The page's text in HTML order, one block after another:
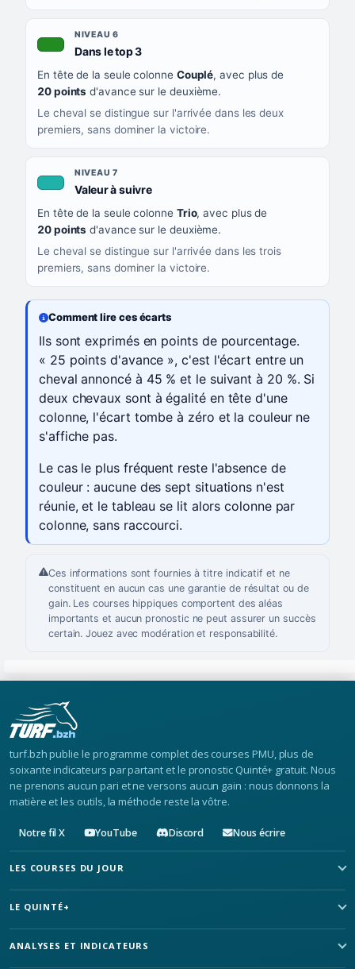
NIVEAU 6
Dans le top 3, couleur verte
En tête de la seule colonne Couplé, avec plus de
20 points d'avance sur le deuxième.
Le cheval se distingue sur l'arrivée dans les deux
premiers, sans dominer la victoire.
NIVEAU 7
Valeur à suivre, couleur turquoise
En tête de la seule colonne Trio, avec plus de
20 points d'avance sur le deuxième.
Le cheval se distingue sur l'arrivée dans les trois
premiers, sans dominer la victoire.
Comment lire ces écarts
Ils sont exprimés en points de pourcentage.
« 25 points d'avance », c'est l'écart entre un
cheval annoncé à 45 % et le suivant à 20 %. Si
deux chevaux sont à égalité en tête d'une
colonne, l'écart tombe à zéro et la couleur ne
s'affiche pas.
Le cas le plus fréquent reste l'absence de
couleur : aucune des sept situations n'est
réunie, et le tableau se lit alors colonne par
colonne, sans raccourci.
Ces informations sont fournies à titre indicatif et ne
constituent en aucun cas une garantie de résultat ou de
gain. Les courses hippiques comportent des aléas
importants et aucun pronostic ne peut assurer un succès
certain. Jouez avec modération et responsabilité.
turf.bzh publie le programme complet des courses PMU, plus de
soixante indicateurs par partant et le pronostic Quinté+ gratuit. Nous
ne prenons aucun pari et ne versons aucun gain : nous donnons la
matière et les outils, la méthode reste la vôtre.
Notre fil X YouTube Discord Nous écrire
LES COURSES DU JOUR
LE QUINTÉ+
ANALYSES ET INDICATEURS